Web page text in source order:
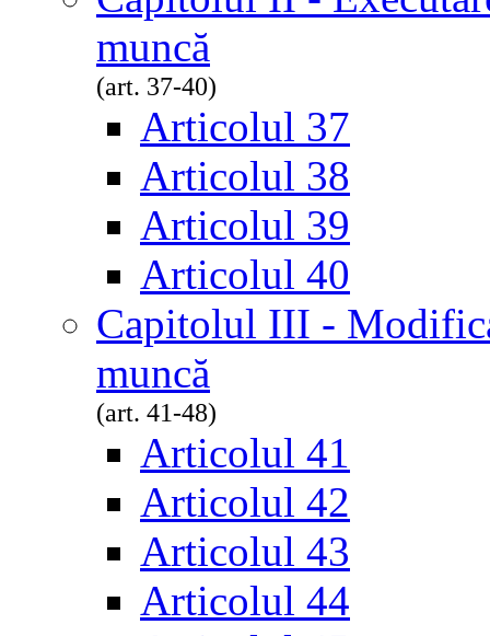
muncă
(art. 37-40)
Articolul 37
Articolul 38
Articolul 39
Articolul 40
Capitolul III -
muncă
(art. 41-48)
Articolul 41
Articolul 42
Articolul 43
Articolul 44